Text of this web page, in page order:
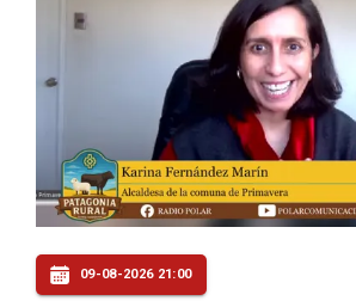
09-08-2026 21:00